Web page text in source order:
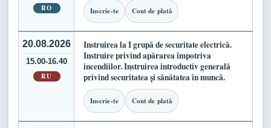
RO Inscrie-te Cont de plată
20.08.2026
15.00-16.40
RU
Instruirea la I grupă de securitate electrică.
Instruire privind apărarea împotriva
incendiilor. Instruirea introductiv generală
privind securitatea și sănătatea în muncă.
Inscrie-te Cont de plată